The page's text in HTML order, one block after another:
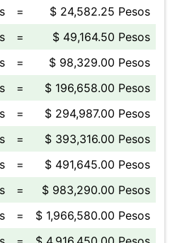
=
$ 24,582.25 Pesos
=
$ 49,164.50 Pesos
=
$ 98,329.00 Pesos
=
$ 196,658.00 Pesos
=
$ 294,987.00 Pesos
=
$ 393,316.00 Pesos
=
$ 491,645.00 Pesos
=
$ 983,290.00 Pesos
=
$ 1,966,580.00 Pesos